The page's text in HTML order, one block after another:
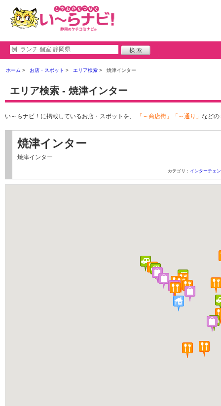
ホーム お店・スポット エリア検索 焼津インター
エリア検索 - 焼津インター
い～らナビ！に掲載しているお店・スポットを、 「～商店街」「～通り」 などの
焼津インター
焼津インター
カテゴリ： インターチェ